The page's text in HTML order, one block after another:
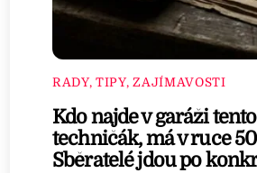
RADY, TIPY, ZAJÍMAVOSTI
Kdo najde v garáži
techničák, má v ruce
Sběratelé jdou po